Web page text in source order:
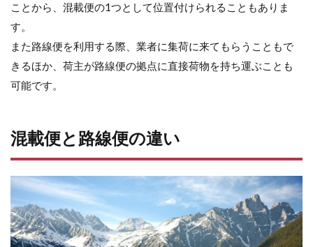
5
混
載
料
金
る
ポ
イ
ン
ト
5.1
実重
量
ことから、混載便の1つとして位置付けられることもありま
す。
また路線便を利用する際、業者に集荷に来てもらうこともで
きるほか、荷主が路線便の拠点に直接荷物を持ち運ぶことも
可能です。
混載便と路線便の違い